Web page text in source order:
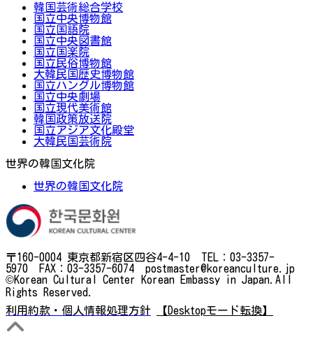
韓国芸術総合学校
国立中央博物館
国立国語院
国立中央図書館
国立国楽院
国立民俗博物館
大韓民国歴史博物館
国立ハングル博物館
国立中央劇場
国立現代美術館
韓国政策放送院
国立アジア文化殿堂
大韓民国芸術院
世界の韓国文化院
世界の韓国文化院
〒160-0004 東京都新宿区四谷4-4-10 TEL：03-3357-
5970 FAX：03-3357-6074 postmaster@koreanculture.jp
©Korean Cultural Center Korean Embassy in Japan.All
Rights Reserved.
利用約款・個人情報処理方針
【Desktopモード転換】